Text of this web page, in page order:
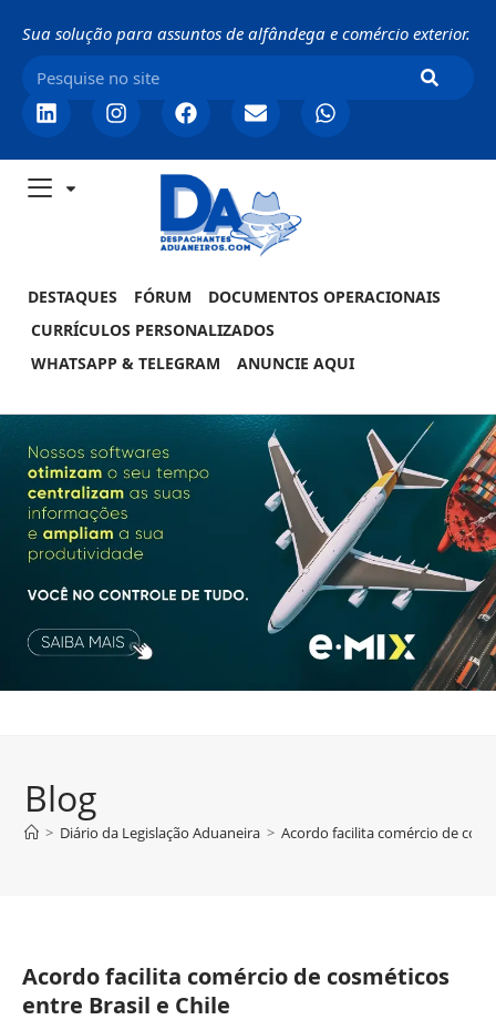
Sua solução para assuntos de alfândega e comércio exterior.
DESTAQUES FÓRUM
DOCUMENTOS OPERACIONAIS
CURRÍCULOS PERSONALIZADOS
WHATSAPP & TELEGRAM
ANUNCIE AQUI
Blog
> Diário da Legislação Aduaneira > Acordo facilita comércio de
Acordo facilita comércio de cosméticos
entre Brasil e Chile